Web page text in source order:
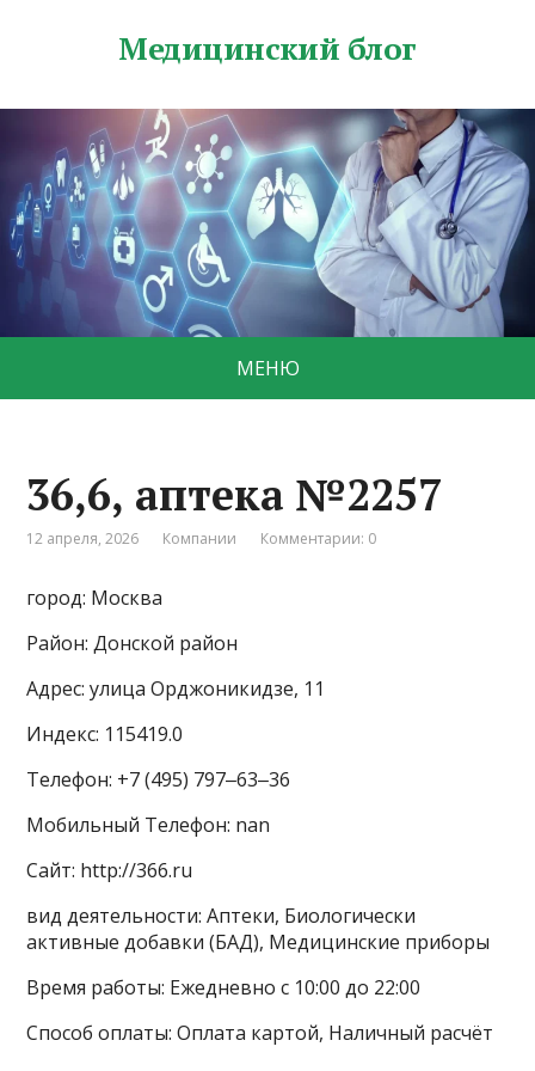
Медицинский блог
МЕНЮ
36,6, аптека №2257
12 апреля, 2026 Компании Комментарии: 0
город: Москва
Район: Донской район
Адрес: улица Орджоникидзе, 11
Индекс: 115419.0
Телефон: +7 (495) 797‒63‒36
Мобильный Телефон: nan
Сайт: http://366.ru
вид деятельности: Аптеки, Биологически
активные добавки (БАД), Медицинские приборы
Время работы: Ежедневно с 10:00 до 22:00
Способ оплаты: Оплата картой, Наличный расчёт